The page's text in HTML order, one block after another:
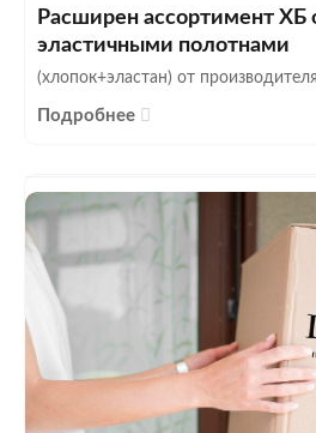
Расширен ассортимент
эластичными полотнами
(хлопок+эластан) от
Подробнее